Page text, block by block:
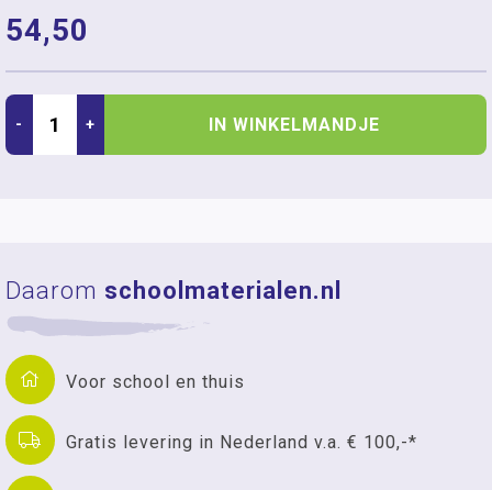
54,50
- + IN WINKELMANDJE
Daarom schoolmaterialen.nl
Voor school en thuis
Gratis levering in Nederland v.a. € 100,-*